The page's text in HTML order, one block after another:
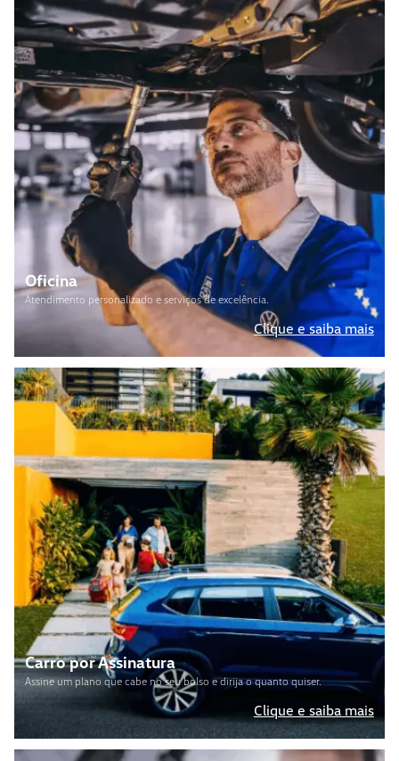
Oficina
Atendimento personalizado e serviços de excelência.
Clique e saiba mais
Carro por Assinatura
Assine um plano que cabe no seu bolso e dirija o quanto quiser.
Clique e saiba mais